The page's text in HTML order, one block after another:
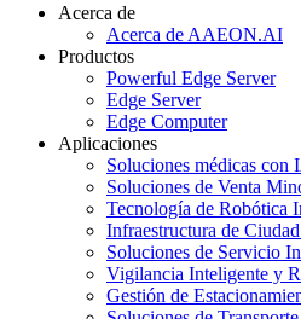
Acerca de
Acerca de AAEON.AI
Productos
Powerful Edge Server
Edge Server
Edge Computer
Aplicaciones
Soluciones médicas con
Soluciones de Venta
Tecnología de Robótica
Infraestructura de
Soluciones de Servicio
Vigilancia Inteligente y
Gestión de